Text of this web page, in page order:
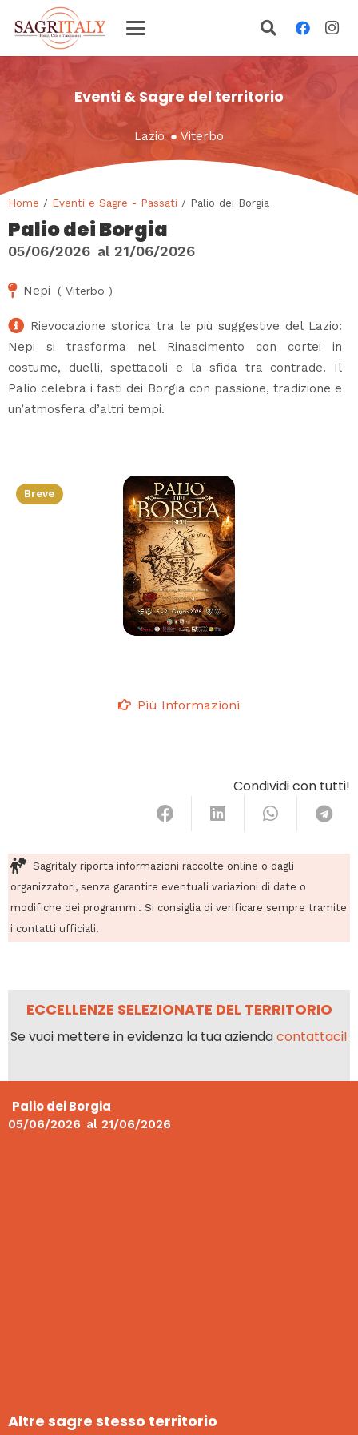
Eventi & Sagre del territorio
Lazio ● Viterbo
Home / Eventi e Sagre - Passati / Palio dei Borgia
Palio dei Borgia
05/06/2026 al 21/06/2026
Nepi ( Viterbo )
Rievocazione storica tra le più suggestive del Lazio:
Nepi si trasforma nel Rinascimento con cortei in
costume, duelli, spettacoli e la sfida tra contrade. Il
Palio celebra i fasti dei Borgia con passione, tradizione e
un’atmosfera d’altri tempi.
Breve
Più Informazioni
Condividi con tutti!
Sagritaly riporta informazioni raccolte online o dagli
organizzatori, senza garantire eventuali variazioni di date o
modifiche dei programmi. Si consiglia di verificare sempre tramite
i contatti ufficiali.
ECCELLENZE SELEZIONATE DEL TERRITORIO
Se vuoi mettere in evidenza la tua aziendacontattaci!
Palio dei Borgia
05/06/2026 al 21/06/2026
Altre sagre stesso territorio